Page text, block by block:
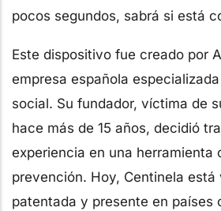
pocos segundos, sabrá si está
Este dispositivo fue creado por
empresa española
social. Su fundador, víctima de
hace más de 15 años, decidió
experiencia en una herramienta
prevención. Hoy, Centinela está
patentada y presente en países